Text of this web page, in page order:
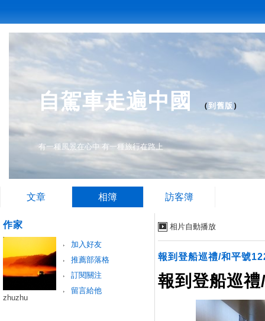
自駕車走遍中國 （到舊版 ）
有一種風景在心中 有一種旅行在路上
文章 相簿 訪客簿
相片自動播放
報到登船巡禮/和平號
報到登船巡
作家
加入好友
推薦部落格
訂閱關注
留言給他
zhuzhu